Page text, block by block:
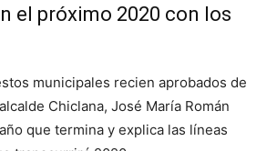
el próximo 2020 con los
municipales recien aprobados de
Chiclana, José María Román
que termina y explica las líneas